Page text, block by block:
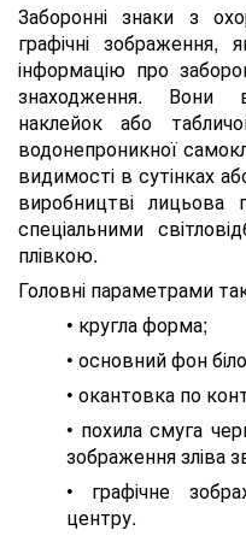
Заборонні знаки з
графічні зображення,
інформацію про
знаходження. Вони
наклейок або
водонепроникної
видимості в сутінках
виробництві лицьова
спеціальними
плівкою.
Головні параметрами
• кругла форма;
• основний фон
• окантовка по
• похила смуга
зображення зліва
• графічне
центру.